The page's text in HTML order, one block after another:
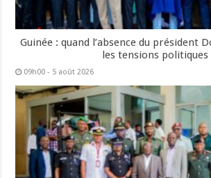
Guinée : quand l’absence du président
les tensions politiques
09h00 - 5 août 2026